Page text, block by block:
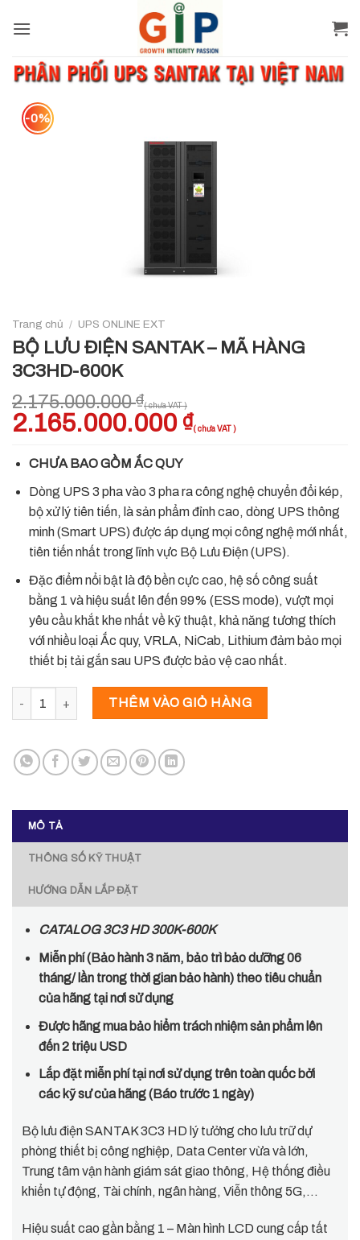
-0%
Trang chủ / UPS ONLINE EXT
BỘ LƯU ĐIỆN SANTAK – MÃ HÀNG
3C3HD-600K
2.175.000.000₫
Giá
là:
2.165.000.000 ₫
2.165.000.000
CHƯA BAO GỒM ẮC QUY
Dòng UPS 3 pha vào 3 pha ra công nghệ chuyển đổi kép,
bộ xử lý tiên tiến, là sản phẩm đỉnh cao, dòng UPS thông
minh (Smart UPS) được áp dụng mọi công nghệ mới nhất,
tiên tiến nhất trong lĩnh vực Bộ Lưu Điện (UPS).
Đặc điểm nổi bật là độ bền cực cao, hệ số công suất
bằng 1 và hiệu suất lên đến 99% (ESS mode), vượt mọi
yêu cầu khắt khe nhất về kỹ thuật, khả năng tương thích
với nhiều loại Ắc quy, VRLA, NiCab, Lithium đảm bảo mọi
thiết bị tải gắn sau UPS được bảo vệ cao nhất.
BỘ LƯU ĐIỆN SANTAK - MÃ HÀNG 3C3HD-600K số lượng
THÊM VÀO GIỎ HÀNG
MÔ TẢ
THÔNG SỐ KỸ THUẬT
HƯỚNG DẪN LẮP ĐẶT
CATALOG 3C3 HD 300K-600K
Miễn phí (Bảo hành 3 năm, bảo trì bảo dưỡng 06
tháng/ lần trong thời gian bảo hành) theo tiêu chuẩn
của hãng tại nơi sử dụng
Được hãng mua bảo hiểm trách nhiệm sản phẩm lên
đến 2 triệu USD
Lắp đặt miễn phí tại nơi sử dụng trên toàn quốc bởi
các kỹ sư của hãng (Báo trước 1 ngày)
Bộ lưu điện SANTAK 3C3 HD lý tưởng cho lưu trữ dự
phòng thiết bị công nghiệp, Data Center vừa và lớn,
Trung tâm vận hành giám sát giao thông, Hệ thống điều
khiển tự động, Tài chính, ngân hàng, Viễn thông 5G,…
Hiệu suất cao gần bằng 1 – Màn hình LCD cung cấp tất